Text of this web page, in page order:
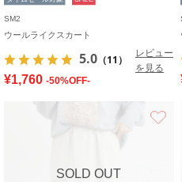
SM2
ウールライクスカート
5.0 （11）
レビュー
を見る
¥1,760 -50%OFF-
SOLD OUT